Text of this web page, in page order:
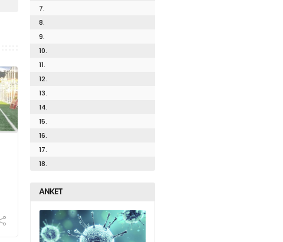
7.
8.
9.
10.
11.
12.
13.
14.
15.
16.
17.
18.
ANKET